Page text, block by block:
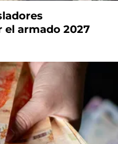
el armado 2027